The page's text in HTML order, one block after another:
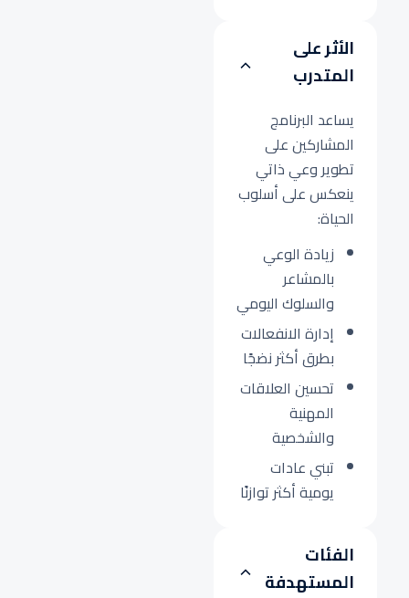
الأثر على
المتدرب
يساعد البرنامج
المشاركين على
تطوير وعي ذاتي
ينعكس على أسلوب
الحياة:
زيادة الوعي
بالمشاعر
والسلوك اليومي
إدارة الانفعالات
بطرق أكثر نضجًا
تحسين العلاقات
المهنية
والشخصية
تبني عادات
يومية أكثر توازنًا
الفئات
المستهدفة